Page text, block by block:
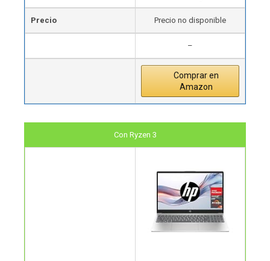
Precio Precio no disponible
–
Comprar en
Amazon
Con Ryzen 3